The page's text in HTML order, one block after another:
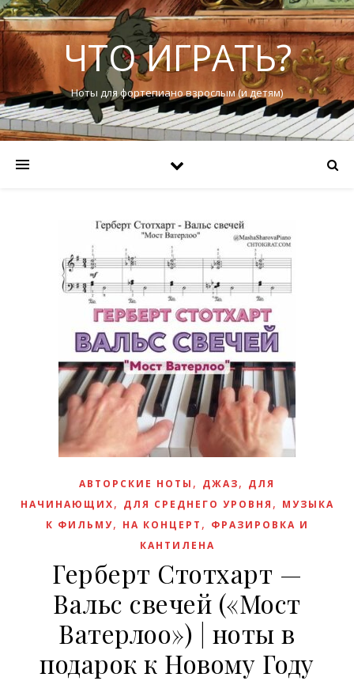
ЧТО ИГРАТЬ?
Ноты для фортепиано взрослым (и детям)
АВТОРСКИЕ НОТЫ , ДЖАЗ, ДЛЯ
НАЧИНАЮЩИХ, ДЛЯ СРЕДНЕГО УРОВНЯ , МУЗЫКА
К ФИЛЬМУ, НА КОНЦЕРТ , ФРАЗИРОВКА И
КАНТИЛЕНА
Герберт Стотхарт —
Вальс свечей («Мост
Ватерлоо») | ноты в
подарок к Новому Году